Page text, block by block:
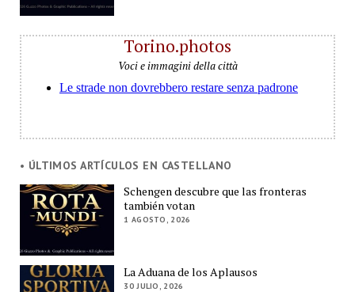
Torino.photos
Voci e immagini della città
• ÚLTIMOS ARTÍCULOS EN CASTELLANO
Schengen descubre que las fronteras
también votan
1 AGOSTO, 2026
La Aduana de los Aplausos
30 JULIO, 2026